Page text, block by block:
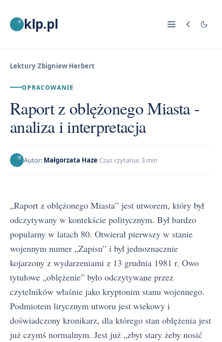
klp.pl
Lektury/Zbigniew Herbert
OPRACOWANIE
Raport z oblężonego Miasta -
analiza i interpretacja
Autor: Małgorzata Haze Czas czytania: 3 min
„Raport z oblężonego Miasta” jest utworem, który był
odczytywany w kontekście politycznym. Był bardzo
popularny w latach 80. Otwierał pierwszy w stanie
wojennym numer „Zapisu” i był jednoznacznie
kojarzony z wydarzeniami z 13 grudnia 1981 r. Owo
tytułowe „oblężenie” było odczytywane przez
czytelników właśnie jako kryptonim stanu wojennego.
Podmiotem lirycznym utworu jest wiekowy i
doświadczony kronikarz, dla którego stan oblężenia jest
już czymś normalnym. Jest już „zbyt stary żeby nosić